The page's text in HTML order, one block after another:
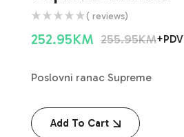
( reviews)
255.95KM
252.95KM +PDV
Poslovni ranac Supreme
Add To Cart